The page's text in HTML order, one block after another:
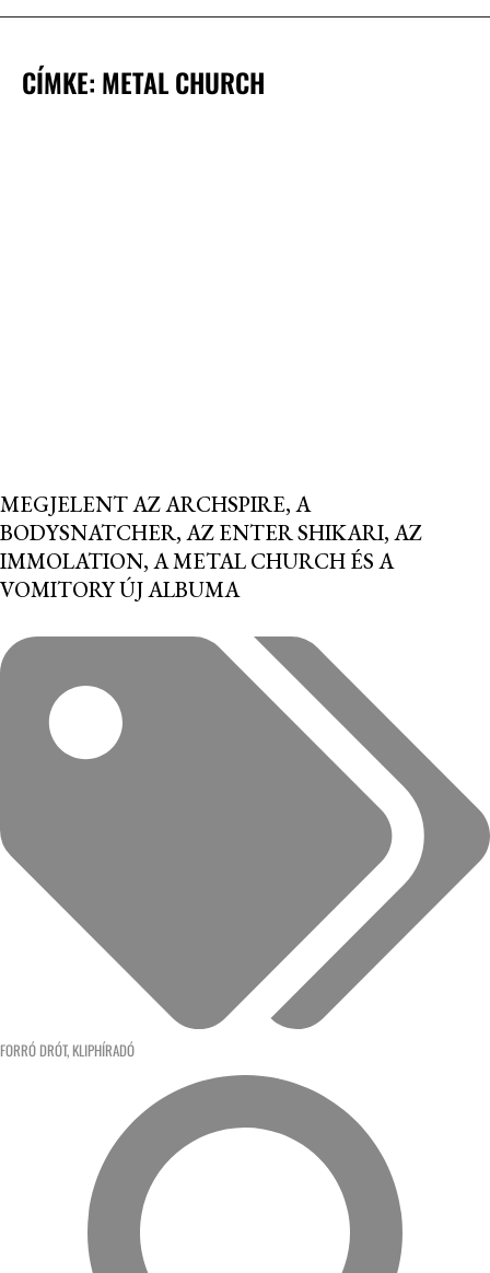
CÍMKE: METAL CHURCH
MEGJELENT AZ ARCHSPIRE, A
BODYSNATCHER, AZ ENTER SHIKARI, AZ
IMMOLATION, A METAL CHURCH ÉS A
VOMITORY ÚJ ALBUMA
FORRÓ DRÓT, KLIPHÍRADÓ